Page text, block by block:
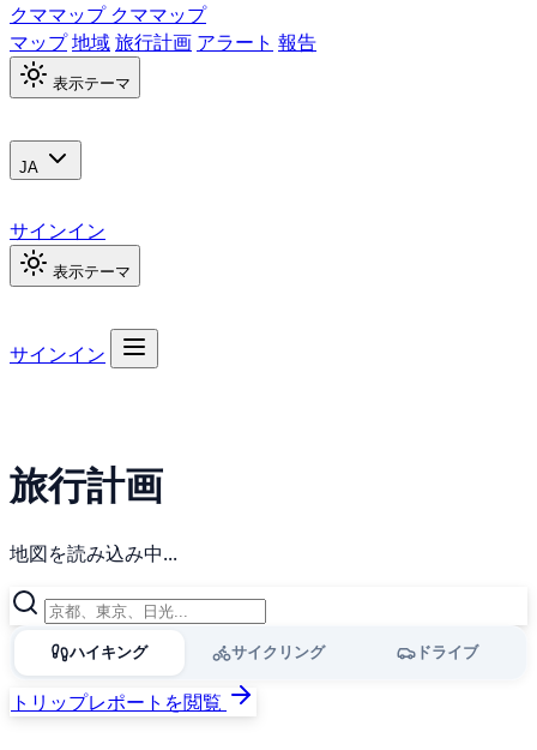
クママップ クママップ
マップ地域旅行計画 アラート 報告
表示テーマ
JA
サインイン
表示テーマ
サインイン
旅行計画
地図を読み込み中...
ハイキング サイクリング ドライブ
トリップレポートを閲覧